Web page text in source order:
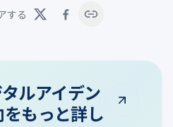
する
ルアイデン
もっと詳し